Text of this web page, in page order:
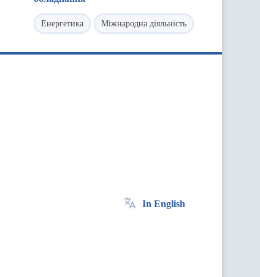
Енергетика Міжнародна діяльність
In English